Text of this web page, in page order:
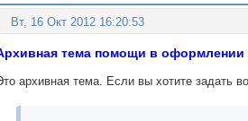
Вт, 16 Окт 2012 16:20:53
тема помощи в оформлении
архивная тема. Если вы хотите задать